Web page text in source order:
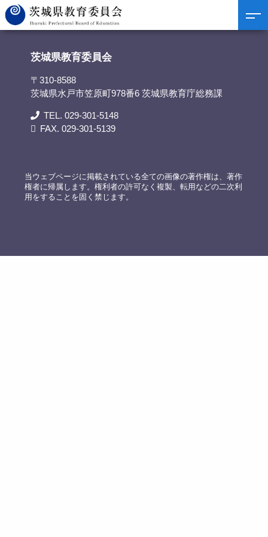
茨城県教育委員会>議事録>令和3年度3月定例教育委員会
茨城県教育委員会
〒310-8588
茨城県水戸市笠原町978番6 茨城県教育庁総務課
TEL. 029-301-5148
FAX. 029-301-5139
当ウェブページに掲載されている全ての画像の著作権は、著作
権者に帰属します。権利者の許可なく複製、転用などの二次利
用をすることを固く禁じます。